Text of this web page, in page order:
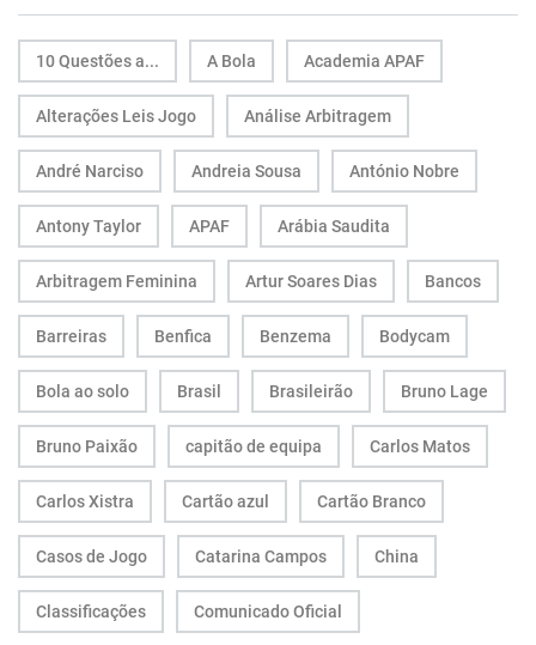
10 Questões a... A Bola Academia APAF
Alterações Leis Jogo Análise Arbitragem
André Narciso Andreia Sousa António Nobre
Antony Taylor APAF Arábia Saudita
Arbitragem Feminina Artur Soares Dias Bancos
Barreiras Benfica Benzema Bodycam
Bola ao solo Brasil Brasileirão Bruno Lage
Bruno Paixão capitão de equipa Carlos Matos
Carlos Xistra Cartão azul Cartão Branco
Casos de Jogo Catarina Campos China
Classificações Comunicado Oficial